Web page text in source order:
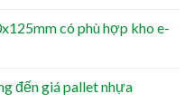
có phù hợp kho e-
đến giá pallet nhựa